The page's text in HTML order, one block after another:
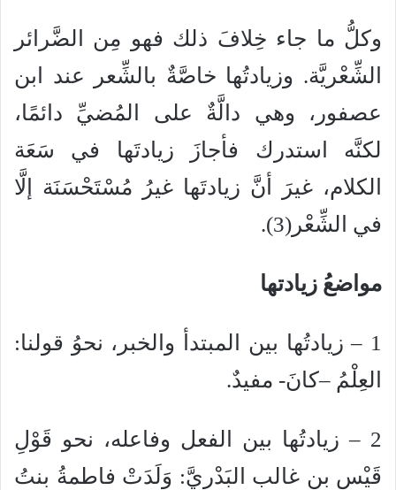
وكلُّ ما جاء خِلافَ ذلك فهو مِن الضَّرائر
الشِّعْريَّة. وزيادتُها خاصَّةٌ بالشِّعر عند ابن
عصفور، وهي دالَّةٌ على المُضيِّ دائمًا،
لكنَّه استدرك فأجازَ زيادتَها في سَعَة
الكلام، غيرَ أنَّ زيادتَها غيرُ مُسْتَحْسَنَة إلَّا
في الشِّعْر(3).
مواضعُ زيادتها
1 – زيادتُها بين المبتدأ والخبر، نحوُ قولنا:
العِلْمُ –كانَ- مفيدٌ.
2 – زيادتُها بين الفعل وفاعله، نحو قَوْلِ
قَيْس بن غالب البَدْريَّ: وَلَدَتْ فاطمةُ بنتُ